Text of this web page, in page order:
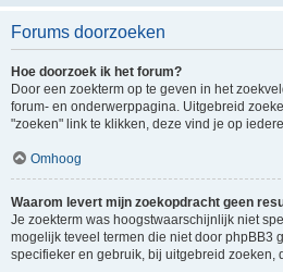
Forums doorzoeken
Hoe doorzoek ik het forum?
Door een zoekterm op te geven in het
forum- en onderwerppagina. Uitgebreid
"zoeken" link te klikken, deze vind je op
Omhoog
Waarom levert mijn zoekopdracht geen
Je zoekterm was hoogstwaarschijnlijk niet
mogelijk teveel termen die niet door phpBB3
specifieker en gebruik, bij uitgebreid zoeken,